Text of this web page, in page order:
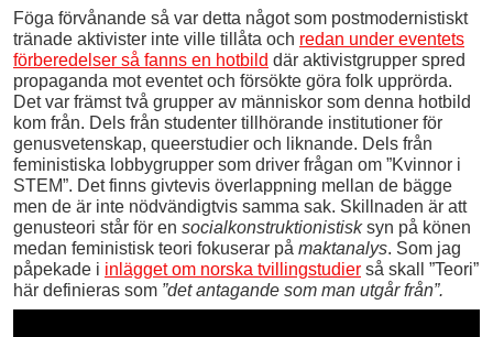
Föga förvånande så var detta något som postmodernistiskt
tränade aktivister inte ville tillåta och redan under eventets
förberedelser så fanns en hotbild där aktivistgrupper spred
propaganda mot eventet och försökte göra folk upprörda.
Det var främst två grupper av människor som denna hotbild
kom från. Dels från studenter tillhörande institutioner för
genusvetenskap, queerstudier och liknande. Dels från
feministiska lobbygrupper som driver frågan om ”Kvinnor i
STEM”. Det finns givtevis överlappning mellan de bägge
men de är inte nödvändigtvis samma sak. Skillnaden är att
genusteori står för en socialkonstruktionistisksyn på könen
medan feministisk teori fokuserar på maktanalys. Som jag
påpekade i inlägget om norska tvillingstudier så skall ”Teori”
här definieras som ”det antagande som man utgår från”.